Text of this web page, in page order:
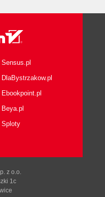
Sensus.pl
DlaBystrzakow.pl
Ebookpoint.pl
Beya.pl
Sploty
z o.o.
1c